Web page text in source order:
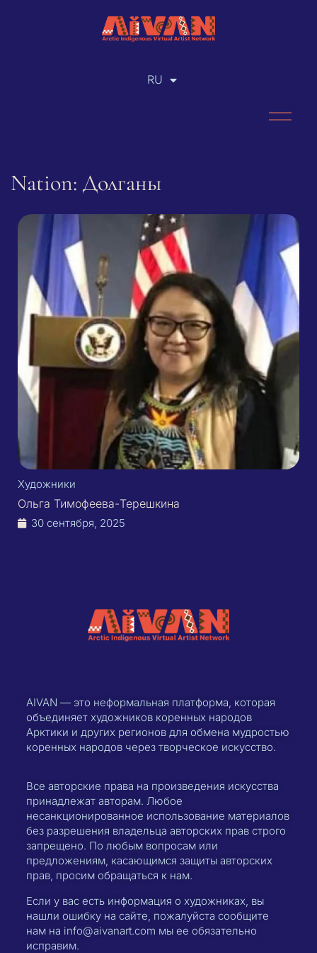
RU
EN
Nation: Долганы
Художники
Ольга Тимофеева-Терешкина
30 сентября, 2025
AIVAN — это неформальная платформа, которая
объединяет художников коренных народов
Арктики и других регионов для обмена мудростью
коренных народов через творческое искусство.
Все авторские права на произведения искусства
принадлежат авторам. Любое
несанкционированное использование материалов
без разрешения владельца авторских прав строго
запрещено. По любым вопросам или
предложениям, касающимся защиты авторских
прав, просим обращаться к нам.
Если у вас есть информация о художниках, вы
нашли ошибку на сайте, пожалуйста сообщите
нам на info@aivanart.com мы ее обязательно
исправим.